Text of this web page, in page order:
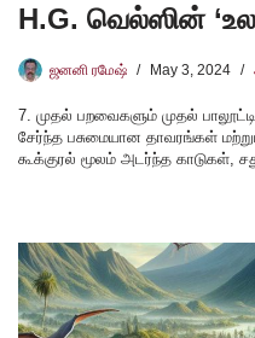
H.G. வெல்ஸின்
ஜனனி ரமேஷ் May 3, 2024
7. முதல் பறவைகளும் முதல்
சேர்ந்த பசுமையான தாவரங்கள்
கூக்குரல் மூலம் அடர்ந்த காடுகள்,